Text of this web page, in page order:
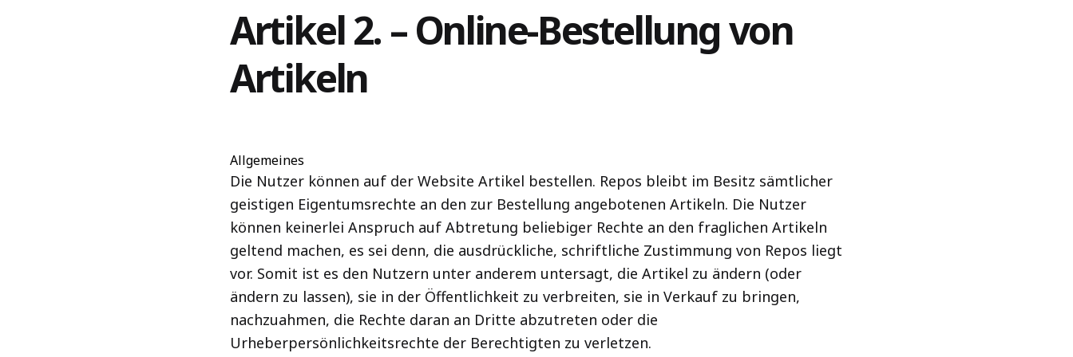
Artikel 2. – Online-Bestellung von
Artikeln
Allgemeines
Die Nutzer können auf der Website Artikel bestellen. Repos bleibt im Besitz sämtlicher
geistigen Eigentumsrechte an den zur Bestellung angebotenen Artikeln. Die Nutzer
können keinerlei Anspruch auf Abtretung beliebiger Rechte an den fraglichen Artikeln
geltend machen, es sei denn, die ausdrückliche, schriftliche Zustimmung von Repos liegt
vor. Somit ist es den Nutzern unter anderem untersagt, die Artikel zu ändern (oder
ändern zu lassen), sie in der Öffentlichkeit zu verbreiten, sie in Verkauf zu bringen,
nachzuahmen, die Rechte daran an Dritte abzutreten oder die
Urheberpersönlichkeitsrechte der Berechtigten zu verletzen.